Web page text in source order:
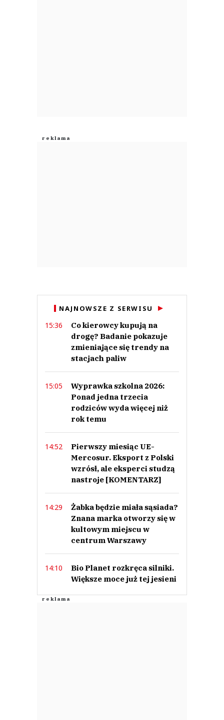
NAJNOWSZE Z SERWISU
15:36
Co kierowcy kupują na
drogę? Badanie pokazuje
zmieniające się trendy na
stacjach paliw
15:05
Wyprawka szkolna 2026:
Ponad jedna trzecia
rodziców wyda więcej niż
rok temu
14:52
Pierwszy miesiąc UE-
Mercosur. Eksport z Polski
wzrósł, ale eksperci studzą
nastroje [KOMENTARZ]
14:29
Żabka będzie miała sąsiada?
Znana marka otworzy się w
kultowym miejscu w
centrum Warszawy
14:10
Bio Planet rozkręca silniki.
Większe moce już tej jesieni